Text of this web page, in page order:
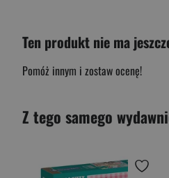
Ten produkt nie ma
Pomóż innym i zostaw ocenę!
Z tego samego